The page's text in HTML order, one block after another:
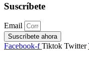
Suscríbete
Email
Suscríbete ahora
Facebook-f Tiktok Twitter